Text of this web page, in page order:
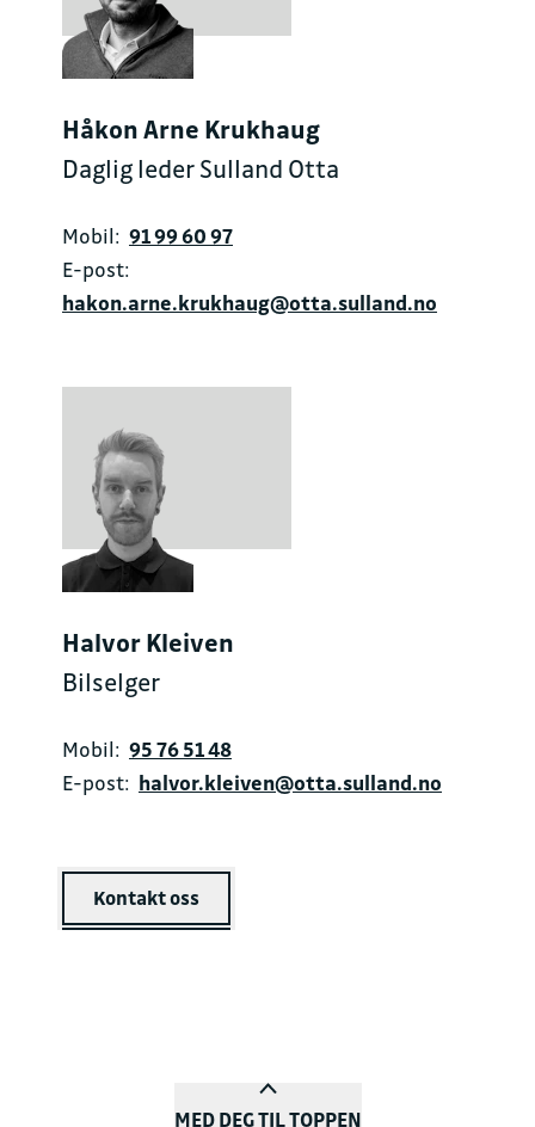
Håkon Arne Krukhaug
Daglig leder Sulland Otta
Mobil: 91 99 60 97
E-post:
hakon.arne.krukhaug@otta.sulland.no
Halvor Kleiven
Bilselger
Mobil: 95 76 51 48
E-post: halvor.kleiven@otta.sulland.no
Kontakt oss
MED DEG TIL TOPPEN